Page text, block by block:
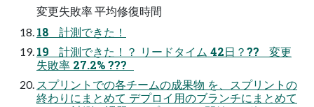
変更失敗率 平均修復時間
18 計測できた！
19 計測できた！？ リードタイム 42日？?? 変更
失敗率 27.2% ???
スプリントでの各チームの成果物 を、スプリントの
終わりにまとめて デプロイ用のブランチにまとめて